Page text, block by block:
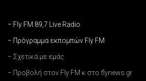
– Fly FM 89,7 Live Radio
– Πρόγραμμα εκπομπών Fly FM
– Σχετικά με εμάς
– Προβολή στον Fly FM κ στο flynews.gr